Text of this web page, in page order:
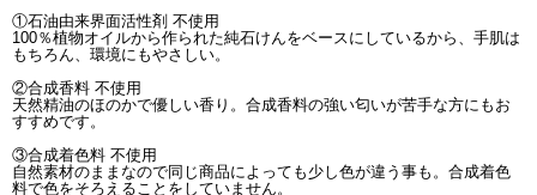
①石油由来界面活性剤 不使用
100％植物オイルから作られた純石けんをベースにしているから、手肌は
もちろん、環境にもやさしい。
②合成香料 不使用
天然精油のほのかで優しい香り。合成香料の強い匂いが苦手な方にもお
すすめです。
③合成着色料 不使用
自然素材のままなので同じ商品によっても少し色が違う事も。合成着色
料で色をそろえることをしていません。